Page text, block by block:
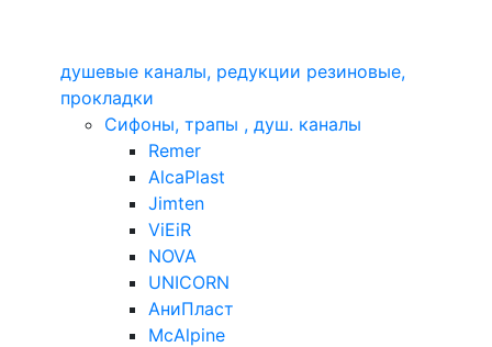
душевые каналы, редукции резиновые,
прокладки
Сифоны, трапы , душ. каналы
Remer
AlcaPlast
Jimten
ViEiR
NOVA
UNICORN
АниПласт
McAlpine